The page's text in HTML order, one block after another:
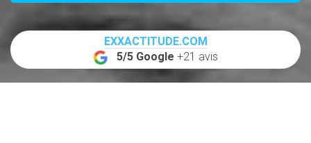
EXXACTITUDE.COM
5/5 Google +21 avis